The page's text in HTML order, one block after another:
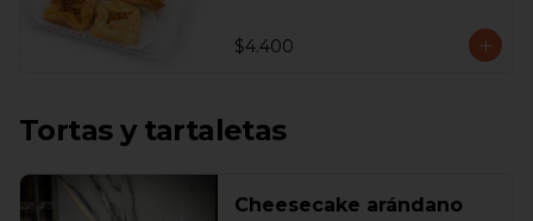
$4.400
Tortas y tartaletas
Cheesecake arándano